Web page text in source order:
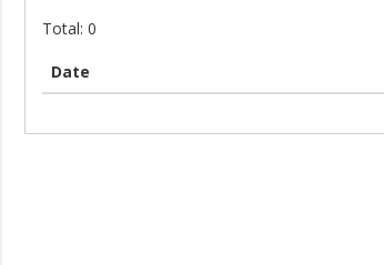
Total: 0
Date